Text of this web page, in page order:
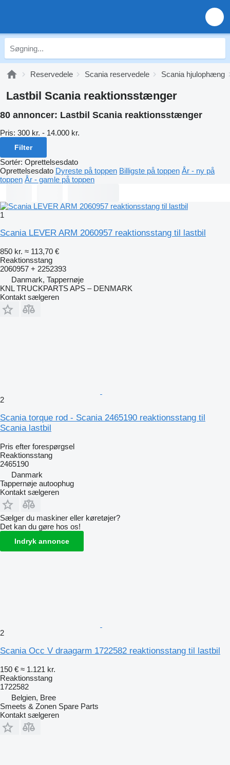
Reservedele Scania reservedele Scania hjulophæng
Lastbil Scania reaktionsstænger
80 annoncer: Lastbil Scania reaktionsstænger
Pris: 300 kr. - 14.000 kr.
Filter
Sortér: Oprettelsesdato
Oprettelsesdato Dyreste på toppen Billigste på toppen År - ny på
toppen År - gamle på toppen
1
Scania LEVER ARM 2060957 reaktionsstang til lastbil
850 kr. ≈ 113,70 €
Reaktionsstang
2060957 + 2252393
Danmark, Tappernøje
KNL TRUCKPARTS APS – DENMARK
Kontakt sælgeren
2
Scania torque rod - Scania 2465190 reaktionsstang til
Scania lastbil
Pris efter forespørgsel
Reaktionsstang
2465190
Danmark
Tappernøje autoophug
Kontakt sælgeren
Sælger du maskiner eller køretøjer?
Det kan du gøre hos os!
Indryk annonce
2
Scania Occ V draagarm 1722582 reaktionsstang til lastbil
150 € ≈ 1.121 kr.
Reaktionsstang
1722582
Belgien, Bree
Smeets & Zonen Spare Parts
Kontakt sælgeren